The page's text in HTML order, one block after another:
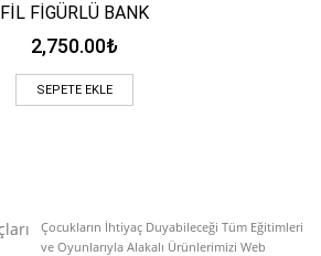
FİL FİGÜRLÜ BANK
2,750.00₺
SEPETE EKLE
Çocukların İhtiyaç Duyabileceği Tüm Eğitimleri
ve Oyunlarıyla Alakalı Ürünlerimizi Web